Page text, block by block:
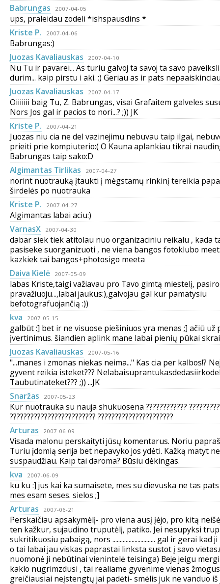
Babrungas
2007-04-05
ups, praleidau zodeli *ishspausdins *
Kriste P.
2007-04-06
Babrungas:)
Juozas Kavaliauskas
2007-04-10
Nu Tu ir pavarei... As turiu galvoj ta savoj ta savo
durim... kaip pirstu i aki. ;) Geriau as ir pats
Juozas Kavaliauskas
2007-04-17
Oiiiiiii baig Tu, Z. Babrungas, visai Grafaitem galveles
Nors Jos gal ir pacios to nori...? ;)) JK
Kriste P.
2007-04-21
Juozas niu cia ne del vazinejimu nebuvau taip ilgai,
prieiti prie kompiuterio:( O Kauna aplankiau tikrai
Babrungas taip sako:D
Algimantas Tirlikas
2007-04-27
norint nuotrauką įtaukti į mėgstamų rinkinį tereikia
širdelės po nuotrauka
Kriste P.
2007-04-27
Algimantas labai aciu:)
VarnasX
2007-04-30
dabar siek tiek atitolau nuo organizaciniu reikalu , kada
pasiseke suorganizuoti , ne viena bangos fotoklubo
kazkiek tai bangos+photosigo meeta
Daiva Kielė
2007-05-09
labas Kriste,taigi važiavau pro Tavo gimtą miestelį,
pravažiuoju...,labai jaukus:),galvojau gal kur pamatysiu
befotografuojančią :))
kva
2007-05-15
galbūt :] bet ir ne visuose piešiniuos yra menas ;] ačiū už
įvertinimus. šiandien aplink mane labai pienių pūkai
Juozas Kavaliauskas
2007-05-16
"...manes i zmonas niekas neima..." Kas cia per kalbos!?
gyvent reikia isteket???
Taubutinateket??? ;)) ...JK
Snaržas
2007-05-23
Kur nuotrauka su nauja shukuosena ????????????
????????????????????????? ??????????????????????
Arturas
2007-06-09
Visada malonu perskaityti jūsų komentarus. Noriu
Turiu įdomią serija bet nepavyko jos ydėti. Kažką matyt
suspaudžiau. Kaip tai daroma? Būsiu dėkingas.
kva
2007-06-09
ku ku :] jus kai ka sumaisete, mes su dievuska ne tas
mes esam seses. sielos ;]
Arturas
2007-06-21
Perskaičiau apsakymėlį- pro viena ausį įėjo, pro kitą
ten kažkur, sujaudino truputėlį, patiko. Jei nesupyksi
sukritikuosiu pabaigą, nors ............................. gal ir gerai kad
o tai labai jau viskas paprastai linksta sustot į savo
nuomonė ji nebūtinai vienintelė teisinga) Beje jeigu
kaklo nugrimzdusi , tai realiame gyvenime vienas
greičiausiai neįstengtų jai padėti- smėlis juk ne vanduo